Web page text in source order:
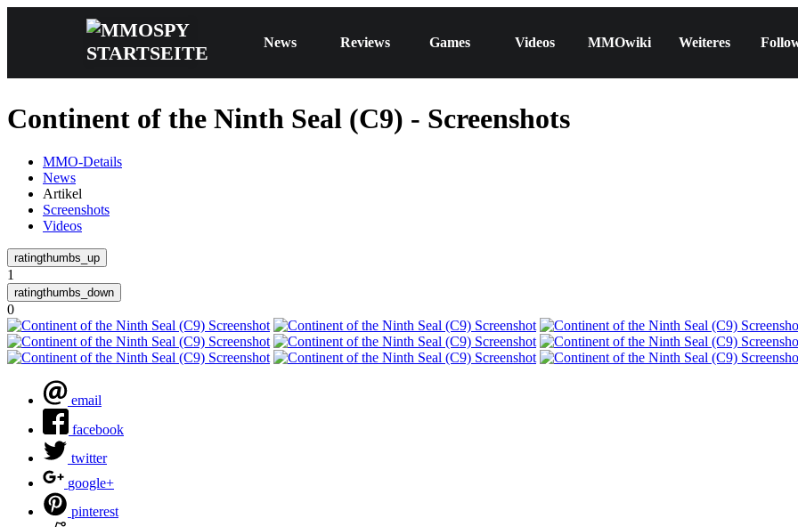
News Reviews Games Videos MMOwiki Weiteres
Continent of the Ninth Seal (C9) - Screenshots
MMO-Details
News
Artikel
Screenshots
Videos
1
0
email
facebook
twitter
google+
pinterest